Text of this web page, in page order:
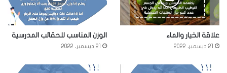
علاقة الخيار والماء
21 ديسمبر، 2022
الوزن المناسب للحقائب المدرسية
21 ديسمبر، 2022